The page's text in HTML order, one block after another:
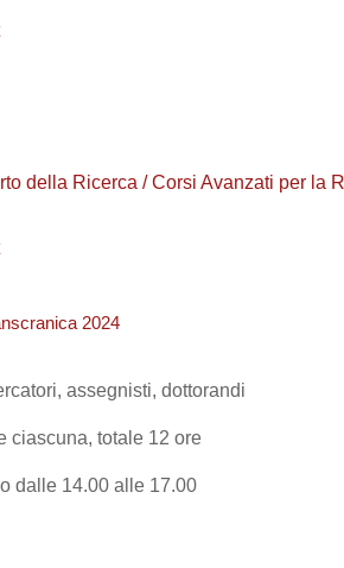
della Ricerca / Corsi Avanzati per la
2024
assegnisti, dottorandi
ciascuna, totale 12 ore
dalle 14.00 alle 17.00